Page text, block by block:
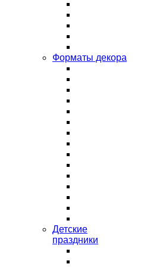
Форматы декора
Детские
праздники